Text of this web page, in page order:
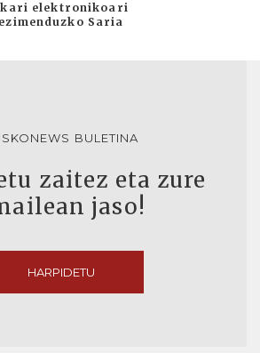
elektronikoari
Saria
BULETINA
zaitez eta zure
jaso!
HARPIDETU